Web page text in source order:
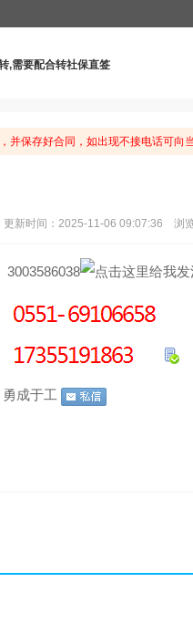
,需要配合转社保直签
保存好合同，如出现不接电话可向当
更新时间：2025-11-06 09:07:36 浏
3003586038
勇成于工
7 电气工程师 4-18万